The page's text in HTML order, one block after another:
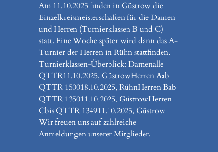
Am 11.10.2025 finden in Güstrow die
Einzelkreismeisterschaften für die Damen
und Herren (Turnierklassen B und C)
statt. Eine Woche später wird dann das A-
Turnier der Herren in Rühn stattfinden.
Turnierklassen-Überblick: Damenalle
QTTR11.10.2025, GüstrowHerren Aab
QTTR 150018.10.2025, RühnHerren Bab
QTTR 135011.10.2025, GüstrowHerren
Cbis QTTR 134911.10.2025, Güstrow
Wir freuen uns auf zahlreiche
Anmeldungen unserer Mitglieder.